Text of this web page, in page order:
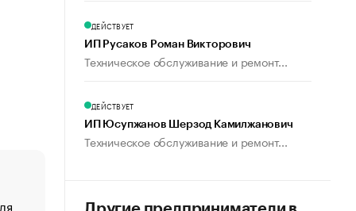
«От спорта тело стареет иначе». Как живет глава
ДЕЙСТВУЕТ
ИП Русаков Роман Викторович
Техническое обслуживание и ремонт...
ДЕЙСТВУЕТ
ИП Юсупжанов Шерзод Камилжанович
Техническое обслуживание и ремонт...